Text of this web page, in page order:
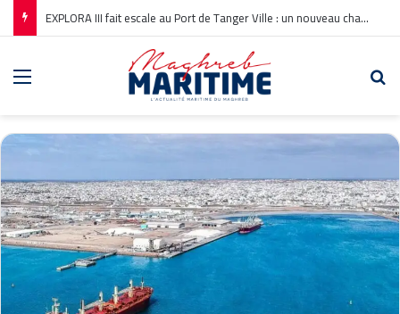
EXPLORA III fait escale au Port de Tanger Ville : un nouveau chapitre pour la croisière en Méditerranée